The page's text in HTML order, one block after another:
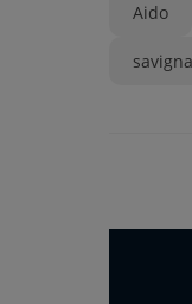
Aido